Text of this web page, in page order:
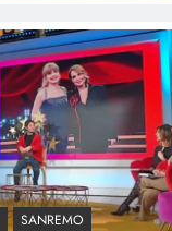
SANREMO